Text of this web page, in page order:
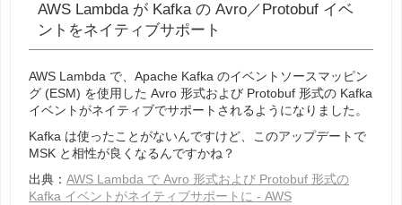
AWS Lambda が Kafka の Avro／Protobuf イベ
ントをネイティブサポート
AWS Lambda で、Apache Kafka のイベントソースマッピン
グ (ESM) を使用した Avro 形式および Protobuf 形式の Kafka
イベントがネイティブでサポートされるようになりました。
Kafka は使ったことがないんですけど、このアップデートで
MSK と相性が良くなるんですかね？
出典： AWS Lambda で Avro 形式および Protobuf 形式の
Kafka イベントがネイティブサポートに - AWS